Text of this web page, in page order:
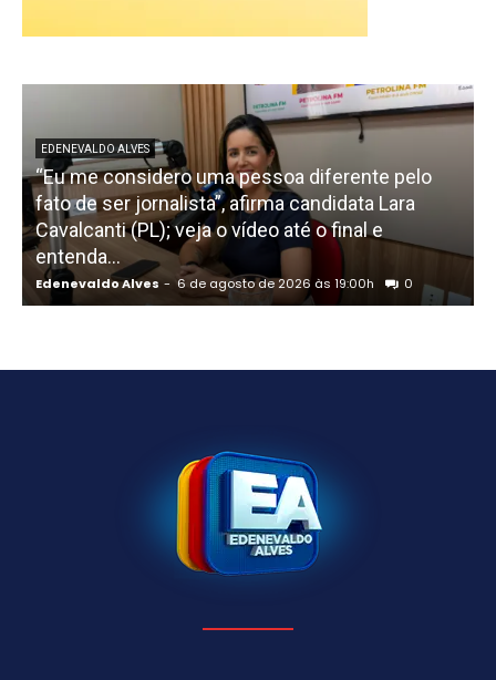
EDENEVALDO ALVES
“Eu me considero uma pessoa diferente pelo
fato de ser jornalista”, afirma candidata Lara
Cavalcanti (PL); veja o vídeo até o final e
entenda...
Edenevaldo Alves - 6 de agosto de 2026 às 19:00h 0